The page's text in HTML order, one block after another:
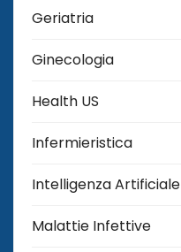
Geriatria
Ginecologia
Health US
Infermieristica
Intelligenza Artificiale
Malattie Infettive